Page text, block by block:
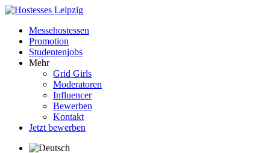
Messehostessen
Promotion
Studentenjobs
Mehr
Grid Girls
Moderatoren
Influencer
Bewerben
Kontakt
Jetzt bewerben